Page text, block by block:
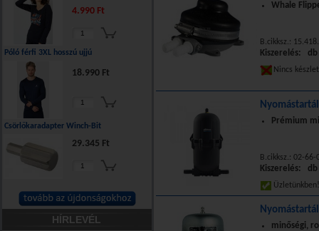
4.990 Ft
Póló férfi 3XL hosszú ujjú
18.990 Ft
Csörlőkaradapter Winch-Bit
29.345 Ft
HÍRLEVÉL
Whale
B.cikksz.:
Kiszerelés: db
Nincs
Prémium
B.cikksz.: 02-66-
Kiszerelés: db
minőségi,